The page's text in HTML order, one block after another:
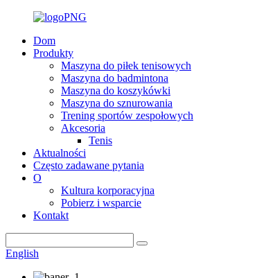
Dom
Produkty
Maszyna do piłek tenisowych
Maszyna do badmintona
Maszyna do koszykówki
Maszyna do sznurowania
Trening sportów zespołowych
Akcesoria
Tenis
Aktualności
Często zadawane pytania
O
Kultura korporacyjna
Pobierz i wsparcie
Kontakt
English